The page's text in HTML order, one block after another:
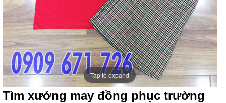
Tap to expand
Tìm xưởng may đồng phục trường